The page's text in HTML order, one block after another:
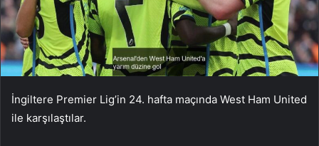
İngiltere Premier Lig’in 24. hafta maçında West Ham United
ile karşılaştılar.